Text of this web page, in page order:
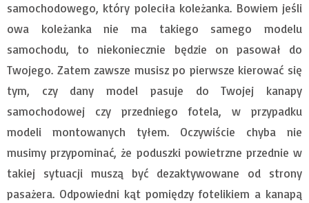
samochodowego, który poleciła koleżanka. Bowiem jeśli
owa koleżanka nie ma takiego samego modelu
samochodu, to niekoniecznie będzie on pasował do
Twojego. Zatem zawsze musisz po pierwsze kierować się
tym, czy dany model pasuje do Twojej kanapy
samochodowej czy przedniego fotela, w przypadku
modeli montowanych tyłem. Oczywiście chyba nie
musimy przypominać, że poduszki powietrzne przednie w
takiej sytuacji muszą być dezaktywowane od strony
pasażera. Odpowiedni kąt pomiędzy fotelikiem a kanapą